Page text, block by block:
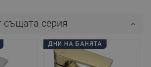
същата серия
ДНИ НА БАНЯТА